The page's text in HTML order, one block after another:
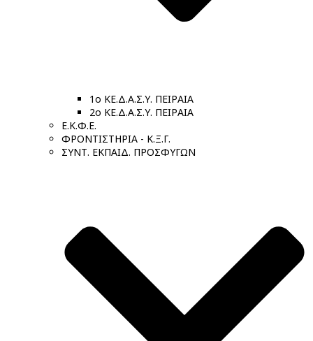
1ο ΚΕ.Δ.Α.Σ.Υ. ΠΕΙΡΑΙΑ
2ο ΚΕ.Δ.Α.Σ.Υ. ΠΕΙΡΑΙΑ
Ε.Κ.Φ.Ε.
ΦΡΟΝΤΙΣΤΗΡΙΑ - Κ.Ξ.Γ.
ΣΥΝΤ. ΕΚΠΑΙΔ. ΠΡΟΣΦΥΓΩΝ